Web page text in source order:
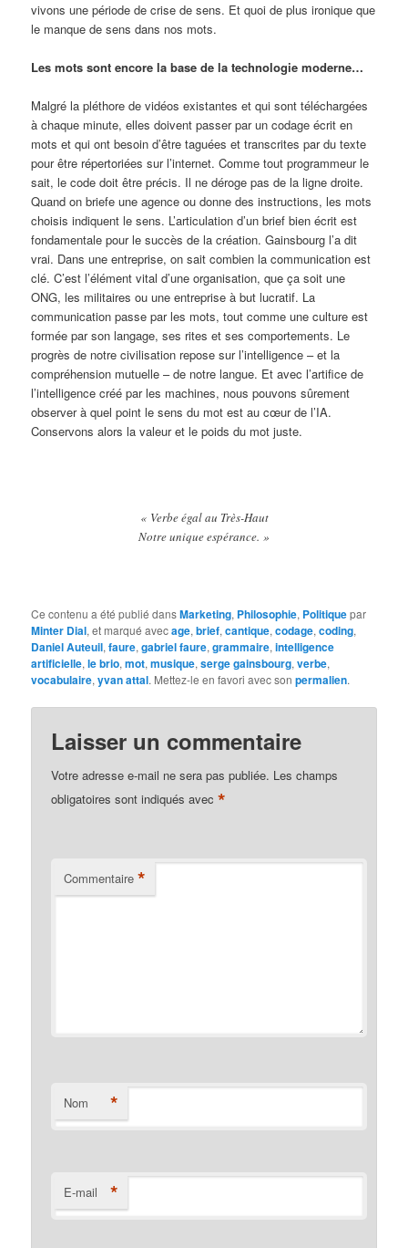
vivons une période de crise de sens. Et quoi de plus ironique que
le manque de sens dans nos mots.
Les mots sont encore la base de la technologie moderne…
Malgré la pléthore de vidéos existantes et qui sont téléchargées
à chaque minute, elles doivent passer par un codage écrit en
mots et qui ont besoin d’être taguées et transcrites par du texte
pour être répertoriées sur l’internet. Comme tout programmeur le
sait, le code doit être précis. Il ne déroge pas de la ligne droite.
Quand on briefe une agence ou donne des instructions, les mots
choisis indiquent le sens. L’articulation d’un brief bien écrit est
fondamentale pour le succès de la création. Gainsbourg l’a dit
vrai. Dans une entreprise, on sait combien la communication est
clé. C’est l’élément vital d’une organisation, que ça soit une
ONG, les militaires ou une entreprise à but lucratif. La
communication passe par les mots, tout comme une culture est
formée par son langage, ses rites et ses comportements. Le
progrès de notre civilisation repose sur l’intelligence – et la
compréhension mutuelle – de notre langue. Et avec l’artifice de
l’intelligence créé par les machines, nous pouvons sûrement
observer à quel point le sens du mot est au cœur de l’IA.
Conservons alors la valeur et le poids du mot juste.
« Verbe égal au Très-Haut
Notre unique espérance. »
Ce contenu a été publié dansMarketing, Philosophie, Politiquepar
Minter Dial, et marqué avecage,brief,cantique,codage,coding,
Daniel Auteuil,faure,gabriel faure,grammaire,intelligence
artificielle,le brio,mot,musique,serge gainsbourg,verbe,
vocabulaire,yvan attal. Mettez-le en favori avec sonpermalien.
Laisser un commentaire
Votre adresse e-mail ne sera pas publiée. Les champs
obligatoires sont indiqués avec*
Commentaire *
Nom *
E-mail *